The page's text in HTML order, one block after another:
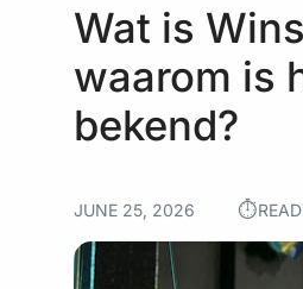
Wat is
waarom is
bekend?
JUNE 25, 2026 ⏱︎